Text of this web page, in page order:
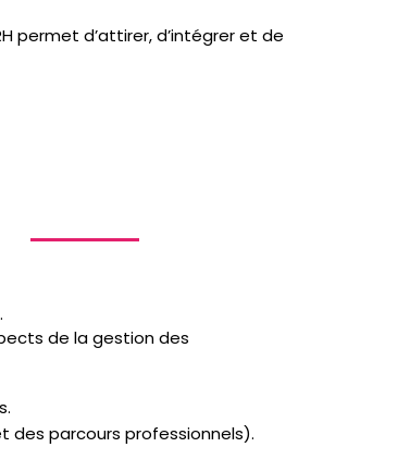
permet d’attirer, d’intégrer et de
de la gestion des
des parcours professionnels).